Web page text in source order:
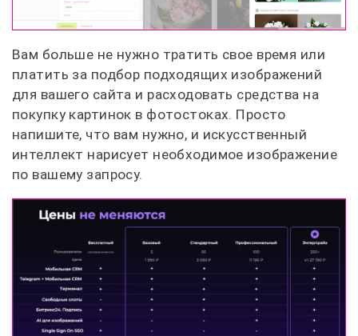
Вам больше не нужно тратить свое время или
платить за подбор подходящих изображений
для вашего сайта и расходовать средства на
покупку картинок в фотостоках. Просто
напишите, что вам нужно, и искусственный
интеллект нарисует необходимое изображение
по вашему запросу.